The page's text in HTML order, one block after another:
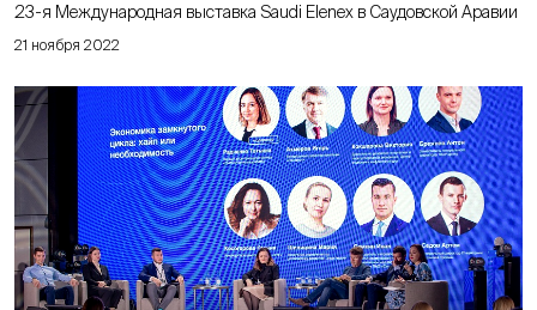
21 ноября 2022
23-я Международная выставка Saudi Elenex в Саудовской Аравии